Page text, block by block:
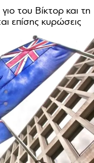
του Βίκτορ και τη
επίσης κυρώσεις